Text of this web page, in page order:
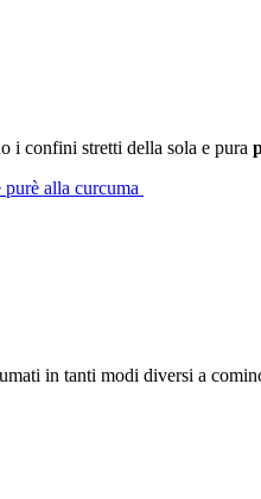
i confini stretti della sola e pura
alla curcuma
in tanti modi diversi a